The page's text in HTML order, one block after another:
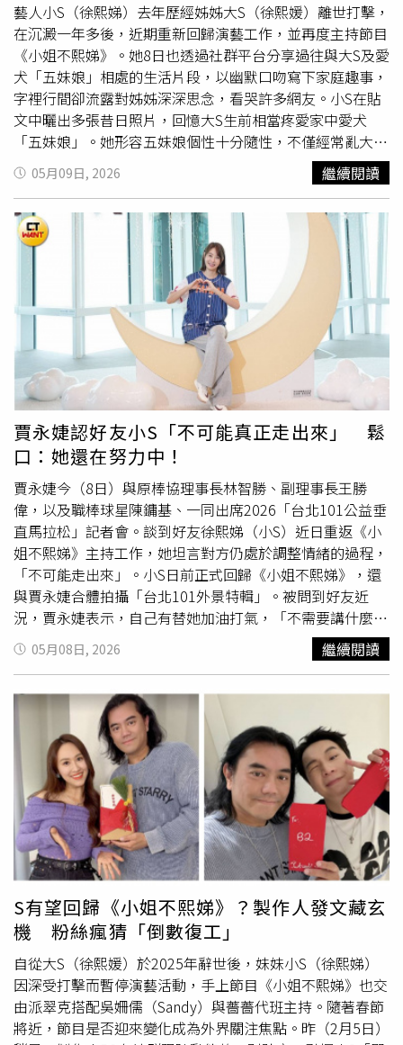
藝人小S（徐熙娣）去年歷經姊姊大S（徐熙媛）離世打擊，
在沉澱一年多後，近期重新回歸演藝工作，並再度主持節目
《小姐不熙娣》。她8日也透過社群平台分享過往與大S及愛
犬「五妹娘」相處的生活片段，以幽默口吻寫下家庭趣事，
字裡行間卻流露對姊姊深深思念，看哭許多網友。小S在貼
文中曬出多張昔日照片，回憶大S生前相當疼愛家中愛犬
「五妹娘」。她形容五妹娘個性十分隨性，不僅經常亂大小
便，甚至總是尿在報紙外面，還會四處留下排泄物。小S幽
默表示，五妹娘排泄量驚人，「份量多到我幾度懷疑是我媽
拉的」。小S透過發文抒發對姊姊的想念。（圖／翻攝IG／
elephantdee）面對清理寵物排泄物的日常，小S坦言自己
對五妹娘感情複雜，直言「我愛牠，但也恨死牠了」，不過
大S對愛犬始終充滿耐心與喜愛。她也分享，大S經常一句話
就把清理工作交給妹妹與大姊珍珍，會直接喊：「珍珍、婷
婷，把妹娘的屎尿清一下。」雖然她與姊姊嘴上總會抱怨
「為什麼都是我們清」，但最後仍會默默照做。小S感性提
到，只要大S一開口，家人就會自動變成「僕人」，至於原
因，她則簡單寫下「愛吧」。貼文最後，小S更以一句「現
在想想，妳要我做什麼我都願意」，道出失去姊姊後的思念
與遺憾，也讓不少網友看完相當鼻酸。許多粉絲也湧入留言
區表達安慰與懷念，「相信大S正抱著媚娘滑著妳的文」、
「大S有妹娘陪伴她了」、「第一次看到這些照片，好感
動，現在她們都在天上團聚了」、「我喜歡妳開始分享這些
回憶、每一個你們之間的小故事，不只是妳訴說的思念，也
讓我們和妳一起」。好友賈永婕昨出席記者會，談到小S是
否已逐漸走出喪姊之痛，她表示：「我們沒有徹底聊過，但
不可能，不可能有這種轉變。」直言大小S姊妹是生命共同
體，「時間會拉長淡化傷痛，但不可能真正走出來」。母親
節將至，賈永婕也表示，若小S需要自己，她一定會陪在身
邊，但現階段仍希望把空間留給家人，「這個時刻還是留給
他們家人」。
05月09日, 2026 繼續閱讀
賈永婕認好友小S「不可能真正走出來」 鬆
口：她還在努力中！
賈永婕今（8日）與原棒協理事長林智勝、副理事長王勝
偉，以及職棒球星陳鏞基、一同出席2026「台北101公益垂
直馬拉松」記者會。談到好友徐熙娣（小S）近日重返《小
姐不熙娣》主持工作，她坦言對方仍處於調整情緒的過程，
「不可能走出來」。小S日前正式回歸《小姐不熙娣》，還
與賈永婕合體拍攝「台北101外景特輯」。被問到好友近
況，賈永婕表示，自己有替她加油打氣，「不需要講什麼，
她主持功力一直都是行雲流水，不需要講什麼」。賈永婕說
小S自從姊姊大S過世後，之前說復出後又退縮，中間本來是
有個過程，「她已經很努力了」。先前本刊曾於3月5日直
擊，小S錄製《小姐不熙娣》外景特輯時，工作結束後一度
情緒潰堤、當場落淚。對此，賈永婕譚眼小S在復出前，情
緒確實比較不穩定，至於最近是否有哭？，她低調回應：
「我不知道，復出之前好像有。」不過她也大讚小S對工作
態度始終認真，更透露，去年小S還未正式復出，就曾力挺
101跨年煙火幫忙錄製影片，當時因為不滿意效果，還主動
要求重錄，「她對工作非常認真」。賈永婕、原棒協理事長
林智勝、副理事長王勝偉，以及職棒球星陳鏞基、一同出席
2026「台北101公益垂直馬拉松」記者會。（圖／常朝貴
攝）談到小S是否已逐漸走出喪姊之痛，賈永婕表示：「我
們沒有徹底聊過，但不可能，不可能有這種轉變。」直言大
小S姊 妹是生命共同體，「時間會拉長淡化傷痛，但不可能
真正走出來」。母親節將至，賈永婕也表示，若小S需要自
己，她一定會陪在身邊，但現階段仍希望把空間留給家人，
「這個時刻還是留給他們家人」。2026「台北101公益垂直
馬拉松」將於5月9日熱血登場，來自國內外的跑者將齊聚台
05月08日, 2026 繼續閱讀
S有望回歸《小姐不熙娣》？製作人發文藏玄
機 粉絲瘋猜「倒數復工」
自從大S（徐熙媛）於2025年辭世後，妹妹小S（徐熙娣）
因深受打擊而暫停演藝活動，手上節目《小姐不熙娣》也交
由派翠克搭配吳姍儒（Sandy）與薔薔代班主持。隨著春節
將近，節目是否迎來變化成為外界關注焦點。昨（2月5日）